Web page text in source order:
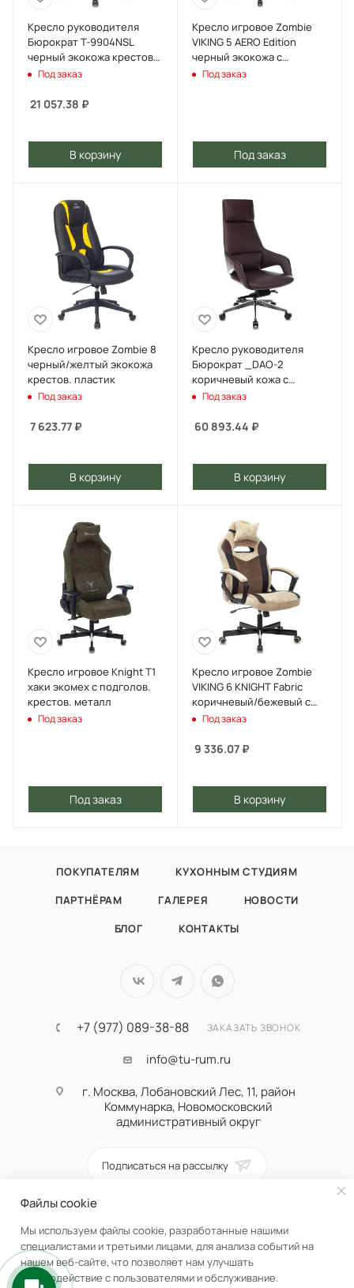
Кресло руководителя
Бюрократ T-9904NSL
черный экокожа крестов.
металл хром
Под заказ
21 057.38 ₽
В корзину
Кресло игровое Zombie
VIKING 5 AERO Edition
черный экокожа с
подголов. крестов.
Под заказ
Под заказ
Кресло игровое Zombie 8
черный/желтый экокожа
крестов. пластик
Под заказ
7 623.77 ₽
В корзину
Кресло руководителя
Бюрократ _DAO-2
коричневый кожа с
подголов. крестов.
Под заказ
60 893.44 ₽
В корзину
Кресло игровое Knight T1
хаки экомех с подголов.
крестов. металл
Под заказ
Под заказ
Кресло игровое Zombie
VIKING 6 KNIGHT Fabric
коричневый/бежевый с
подголов. крестов.
Под заказ
9 336.07 ₽
В корзину
ПОКУПАТЕЛЯМ
КУХОННЫМ СТУДИЯМ
ПАРТНЁРАМ
ГАЛЕРЕЯ
НОВОСТИ
БЛОГ
КОНТАКТЫ
+7 (977) 089-38-88 ЗАКАЗАТЬ ЗВОНОК
info@tu-rum.ru
г. Москва, Лобановский Лес, 11, район
Коммунарка, Новомосковский
административный округ
Подписаться на рассылку
Файлы cookie
Мы используем файлы cookie, разработанные нашими
специалистами и третьими лицами, для анализа событий на
нашем веб-сайте, что позволяет нам улучшать
взаимодействие с пользователями и обслуживание.